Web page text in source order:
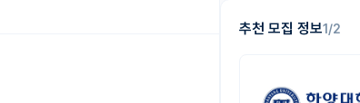
추천 모집 정보1/2